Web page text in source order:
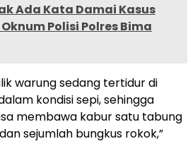
Ada Kata Damai Kasus
Polisi Polres Bima
warung sedang tertidur di
kondisi sepi, sehingga
membawa kabur satu tabung
sejumlah bungkus rokok,”